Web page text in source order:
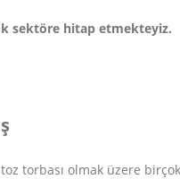
sektöre hitap etmekteyiz.
torbası olmak üzere